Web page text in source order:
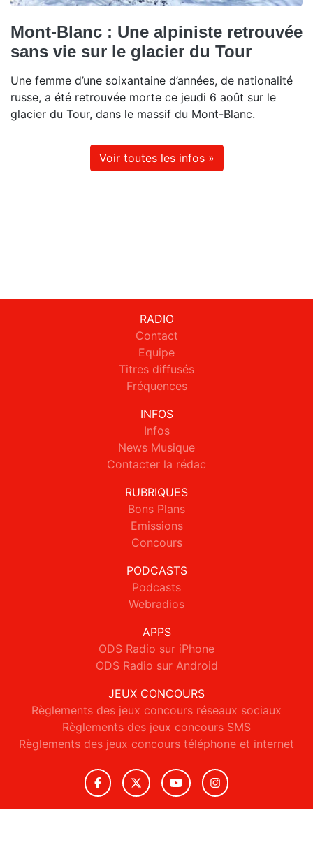
Mont-Blanc : Une alpiniste retrouvée
sans vie sur le glacier du Tour
Une femme d’une soixantaine d’années, de nationalité
russe, a été retrouvée morte ce jeudi 6 août sur le
glacier du Tour, dans le massif du Mont-Blanc.
Voir toutes les infos »
RADIO
Contact
Equipe
Titres diffusés
Fréquences
INFOS
Infos
News Musique
Contacter la rédac
RUBRIQUES
Bons Plans
Emissions
Concours
PODCASTS
Podcasts
Webradios
APPS
ODS Radio sur iPhone
ODS Radio sur Android
JEUX CONCOURS
Règlements des jeux concours réseaux sociaux
Règlements des jeux concours SMS
Règlements des jeux concours téléphone et internet